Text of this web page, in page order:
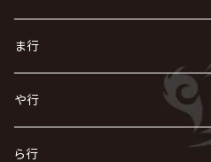
Azavana
UCHUSENTAI:NOIZ / 宇宙戦隊NOIZ
X JAPAN
LSN / The LEGENDARY SIX NINE
AURORIZE
OFIAM
グラビティ
[ kei ] / 圭
仮病
こ
GOATBED
ゴールデンボンバー
Z CLEAR
Z CLEAR
超ジャシー
せ
ゼラ
零[Hz]
そ
SOPHIA
DAIGO
CHAQLA.
つ
て
D
と
NIGHTMARE
NAZARE
に
NiEL
NICOLAS
ぬ
nurié
ね
は
heidi.
H.U.G
ひ
HERO
ふ
ま行
ま
THE MICRO HEAD 4N'S
み
や行
や
ら行